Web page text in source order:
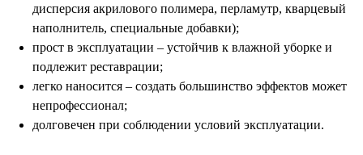
дисперсия акрилового полимера, перламутр, кварцевый
наполнитель, специальные добавки);
прост в эксплуатации – устойчив к влажной уборке и
подлежит реставрации;
легко наносится – создать большинство эффектов может
непрофессионал;
долговечен при соблюдении условий эксплуатации.